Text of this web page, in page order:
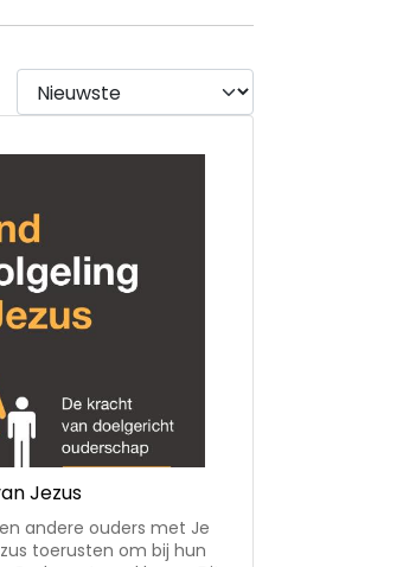
Jezus
andere ouders met Je
toerusten om bij hun